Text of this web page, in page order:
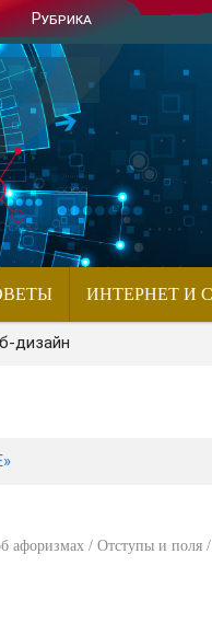
Рубрика
ИНТЕРНЕТ И
дизайн
афоризмах / Отступы и поля